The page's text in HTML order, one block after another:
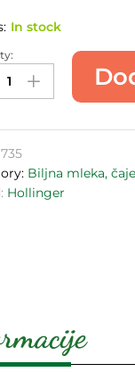
In stock
Biljna mleka,
Hollinger